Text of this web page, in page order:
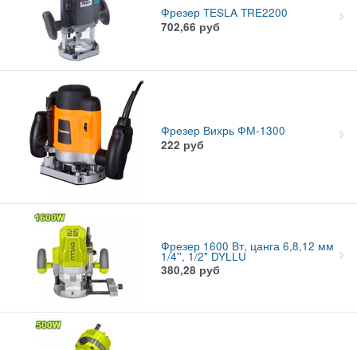
Фрезер TESLA TRE2200
702,66 руб
Фрезер Вихрь ФМ-1300
222 руб
Фрезер 1600 Вт, цанга 6,8,12 мм
1/4'', 1/2" DYLLU
380,28 руб